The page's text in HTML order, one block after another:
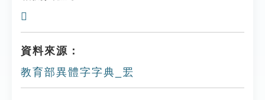
𦊫
資料來源：
教育部異體字字典_䍔